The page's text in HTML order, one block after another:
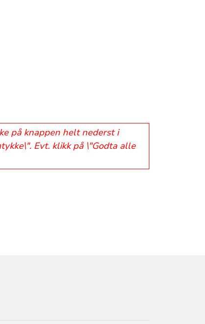
på knappen helt nederst i
Evt. klikk på \"Godta alle